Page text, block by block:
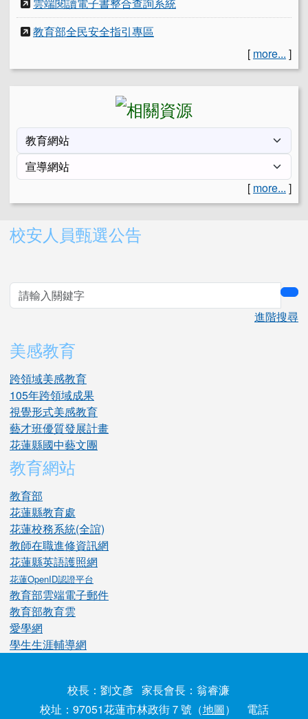
雲端閱讀電子書整合查詢系統
教育部全民安全指引專區
[ more... ]
[ more... ]
右邊區域內容
校安人員甄選公告
進階搜尋
美感教育
跨領域美感教育
105年跨領域成果
視覺形式美感教育
藝才班優質發展計畫
花蓮縣國中藝文團
教育網站
教育部
花蓮縣教育處
花蓮校務系統(全誼)
教師在職進修資訊網
花蓮縣英語護照網
花蓮OpenID認證平台
教育部雲端電子郵件
教育部教育雲
愛學網
學生生涯輔導網
校長：劉文彥 家長會長：翁睿濂
校址：97051花蓮市林政街７號（地圖） 電話